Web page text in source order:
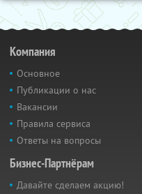
Компания
Основное
Публикации о нас
Вакансии
Правила сервиса
Ответы на вопросы
Бизнес-Партнёрам
Давайте сделаем акцию!